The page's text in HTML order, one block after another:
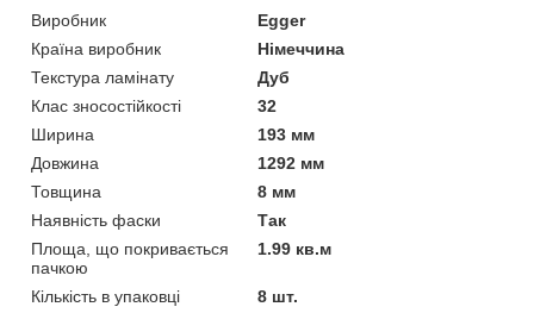
Виробник
Egger
Країна виробник
Німеччина
Текстура ламінату
Дуб
Клас зносостійкості
32
Ширина
193 мм
Довжина
1292 мм
Товщина
8 мм
Наявність фаски
Так
Площа, що покривається
пачкою
1.99 кв.м
Кількість в упаковці
8 шт.